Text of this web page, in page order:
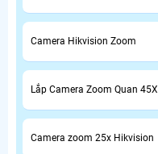
Camera Hikvision Zoom
Lắp Camera Zoom Quan 45X
Camera zoom 25x Hikvision